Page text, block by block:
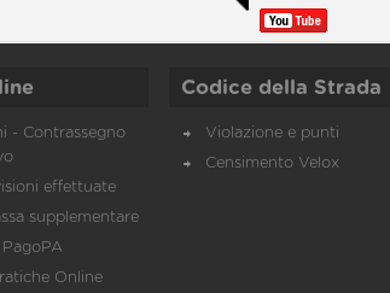
- Contrassegno
effettuate
supplementare
Online
Codice della Strada
Violazione e punti
Censimento Velox